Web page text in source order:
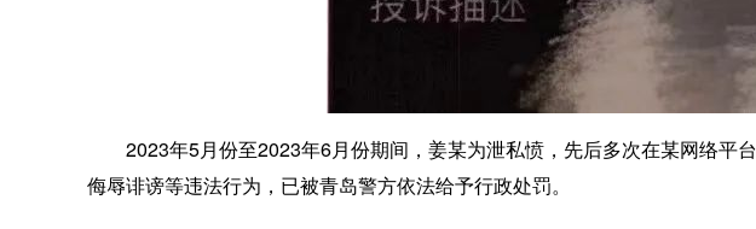
2023年5月份至2023年6月份期间，姜某为泄私愤，先后多次在某网络平
侮辱诽谤等违法行为，已被青岛警方依法给予行政处罚。